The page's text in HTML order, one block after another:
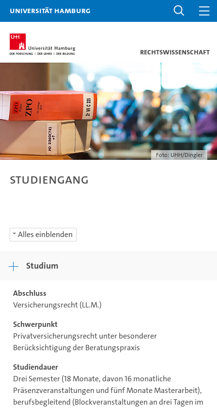
Universität Hamburg
Rechtswissenschaft
Foto: UHH/Dingler
Studiengang
Alles einblenden
Studium
Abschluss
Versicherungsrecht (LL.M.)
Schwerpunkt
Privatversicherungsrecht unter besonderer
Berücksichtigung der Beratungspraxis
Studiendauer
Drei Semester (18 Monate, davon 16 monatliche
Präsenzveranstaltungen und fünf Monate Masterarbeit),
berufsbegleitend (Blockveranstaltungen an drei Tagen im